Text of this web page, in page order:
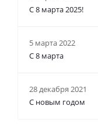
С 8 марта 2025!
5 марта 2022
С 8 марта
28 декабря 2021
С новым годом